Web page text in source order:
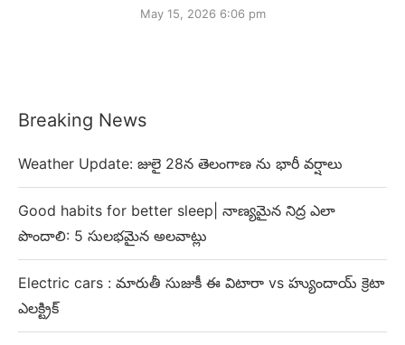
May 15, 2026 6:06 pm
Breaking News
Weather Update: జులై 28న తెలంగాణ ను భారీ వర్షాలు
Good habits for better sleep| నాణ్యమైన నిద్ర ఎలా
పొందాలి: 5 సులభమైన అలవాట్లు
Electric cars : మారుతీ సుజుకీ ఈ విటారా vs హ్యుందాయ్ క్రెటా
ఎలక్ట్రిక్